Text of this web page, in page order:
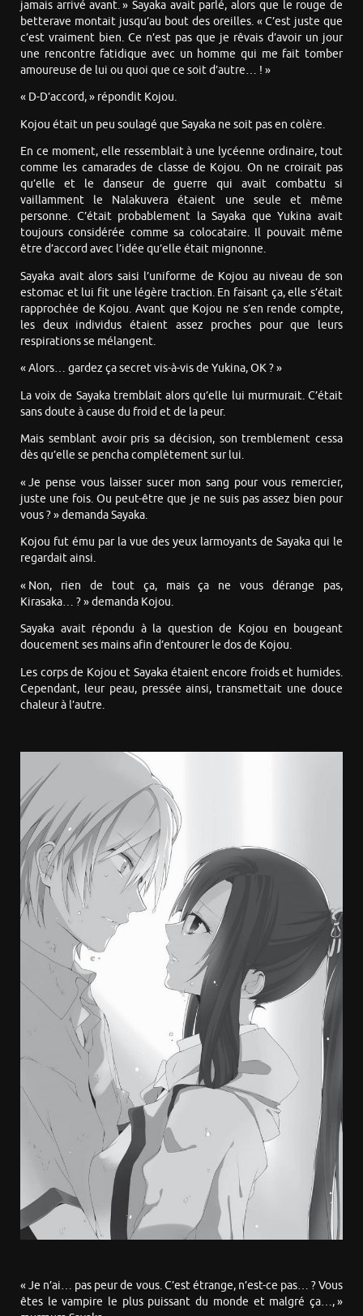
jamais arrivé avant. » Sayaka avait parlé, alors que le rouge de
betterave montait jusqu’au bout des oreilles. « C’est juste que
c’est vraiment bien. Ce n’est pas que je rêvais d’avoir un jour
une rencontre fatidique avec un homme qui me fait tomber
amoureuse de lui ou quoi que ce soit d’autre… ! »
« D-D’accord, » répondit Kojou.
Kojou était un peu soulagé que Sayaka ne soit pas en colère.
En ce moment, elle ressemblait à une lycéenne ordinaire, tout
comme les camarades de classe de Kojou. On ne croirait pas
qu’elle et le danseur de guerre qui avait combattu si
vaillamment le Nalakuvera étaient une seule et même
personne. C’était probablement la Sayaka que Yukina avait
toujours considérée comme sa colocataire. Il pouvait même
être d’accord avec l’idée qu’elle était mignonne.
Sayaka avait alors saisi l’uniforme de Kojou au niveau de son
estomac et lui fit une légère traction. En faisant ça, elle s’était
rapprochée de Kojou. Avant que Kojou ne s’en rende compte,
les deux individus étaient assez proches pour que leurs
respirations se mélangent.
« Alors… gardez ça secret vis-à-vis de Yukina, OK ? »
La voix de Sayaka tremblait alors qu’elle lui murmurait. C’était
sans doute à cause du froid et de la peur.
Mais semblant avoir pris sa décision, son tremblement cessa
dès qu’elle se pencha complètement sur lui.
« Je pense vous laisser sucer mon sang pour vous remercier,
juste une fois. Ou peut-être que je ne suis pas assez bien pour
vous ? » demanda Sayaka.
Kojou fut ému par la vue des yeux larmoyants de Sayaka qui le
regardait ainsi.
« Non, rien de tout ça, mais ça ne vous dérange pas,
Kirasaka… ? » demanda Kojou.
Sayaka avait répondu à la question de Kojou en bougeant
doucement ses mains afin d’entourer le dos de Kojou.
Les corps de Kojou et Sayaka étaient encore froids et humides.
Cependant, leur peau, pressée ainsi, transmettait une douce
chaleur à l’autre.
« Je n’ai… pas peur de vous. C’est étrange, n’est-ce pas… ? Vous
êtes le vampire le plus puissant du monde et malgré ça…, »